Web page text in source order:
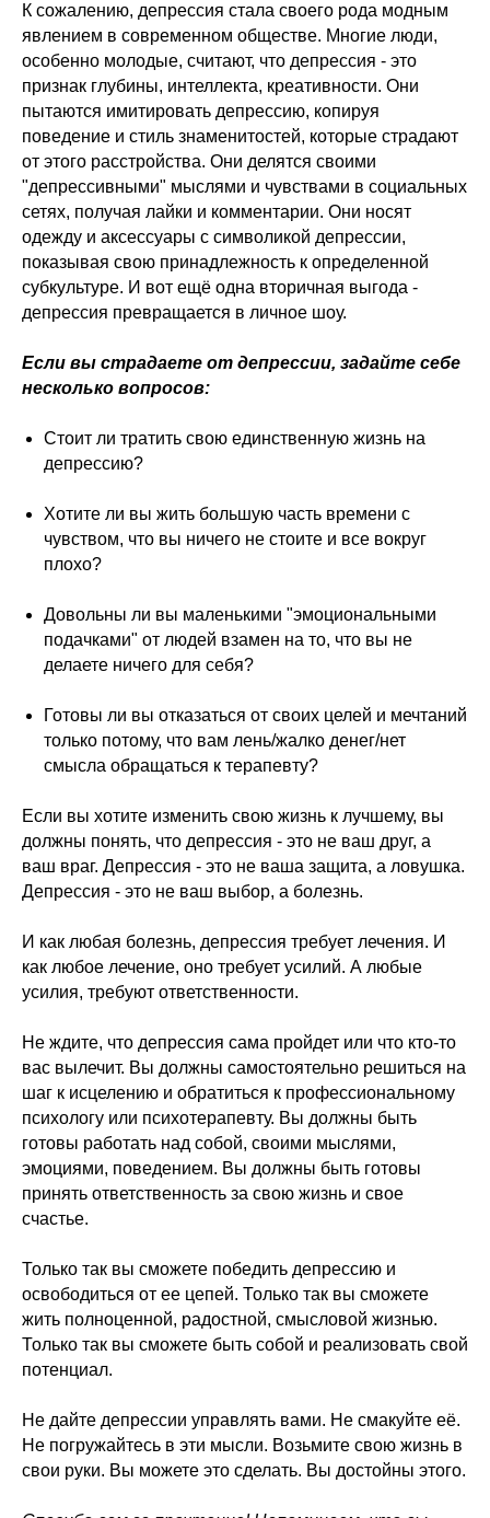
К сожалению, депрессия стала своего рода модным
явлением в современном обществе. Многие люди,
особенно молодые, считают, что депрессия - это
признак глубины, интеллекта, креативности. Они
пытаются имитировать депрессию, копируя
поведение и стиль знаменитостей, которые страдают
от этого расстройства. Они делятся своими
"депрессивными" мыслями и чувствами в социальных
сетях, получая лайки и комментарии. Они носят
одежду и аксессуары с символикой депрессии,
показывая свою принадлежность к определенной
субкультуре. И вот ещё одна вторичная выгода -
депрессия превращается в личное шоу.
Если вы страдаете от депрессии, задайте себе
несколько вопросов:
Стоит ли тратить свою единственную жизнь на
депрессию?
Хотите ли вы жить большую часть времени с
чувством, что вы ничего не стоите и все вокруг
плохо?
Довольны ли вы маленькими "эмоциональными
подачками" от людей взамен на то, что вы не
делаете ничего для себя?
Готовы ли вы отказаться от своих целей и мечтаний
только потому, что вам лень/жалко денег/нет
смысла обращаться к терапевту?
Если вы хотите изменить свою жизнь к лучшему, вы
должны понять, что депрессия - это не ваш друг, а
ваш враг. Депрессия - это не ваша защита, а ловушка.
Депрессия - это не ваш выбор, а болезнь.
И как любая болезнь, депрессия требует лечения. И
как любое лечение, оно требует усилий. А любые
усилия, требуют ответственности.
Не ждите, что депрессия сама пройдет или что кто-то
вас вылечит. Вы должны самостоятельно решиться на
шаг к исцелению и обратиться к профессиональному
психологу или психотерапевту. Вы должны быть
готовы работать над собой, своими мыслями,
эмоциями, поведением. Вы должны быть готовы
принять ответственность за свою жизнь и свое
счастье.
Только так вы сможете победить депрессию и
освободиться от ее цепей. Только так вы сможете
жить полноценной, радостной, смысловой жизнью.
Только так вы сможете быть собой и реализовать свой
потенциал.
Не дайте депрессии управлять вами. Не смакуйте её.
Не погружайтесь в эти мысли. Возьмите свою жизнь в
свои руки. Вы можете это сделать. Вы достойны этого.